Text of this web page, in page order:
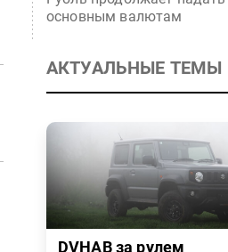
основным валютам
АКТУАЛЬНЫЕ ТЕМЫ
DVHAB за рулем